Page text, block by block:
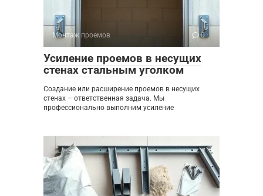
Монтаж проемов 0
Усиление проемов в несущих
стенах стальным уголком
Создание или расширение проемов в несущих
стенах – ответственная задача. Мы
профессионально выполним усиление